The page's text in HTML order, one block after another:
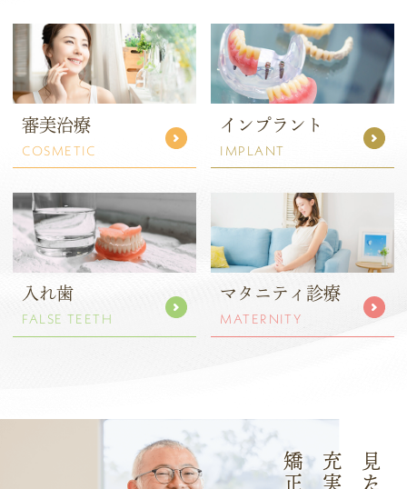
審美治療
COSMETIC
インプラント
IMPLANT
入れ歯
FALSE TEETH
マタニティ診療
MATERNITY